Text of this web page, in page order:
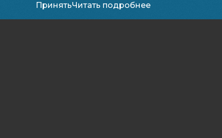
ПринятьЧитать подробнее
История